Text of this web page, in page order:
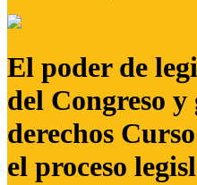
El poder de
del Congreso
derechos
el proceso